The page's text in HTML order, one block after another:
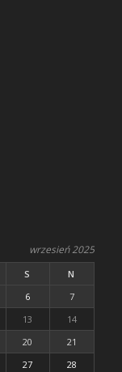
wrzesień 2025
S
N
6
7
13
14
20
21
27
28